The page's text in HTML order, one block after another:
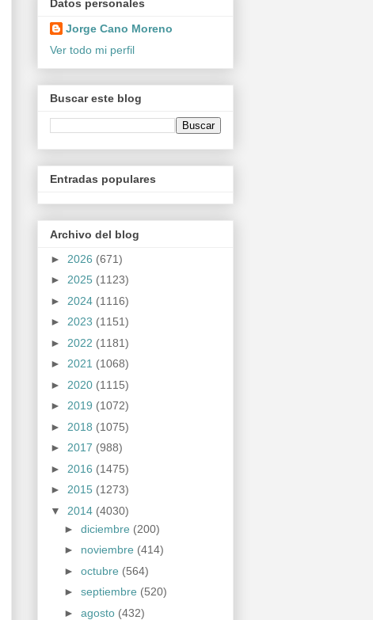
Datos personales
Jorge Cano Moreno
Ver todo mi perfil
Buscar este blog
Entradas populares
Archivo del blog
► 2026 (671)
► 2025 (1123)
► 2024 (1116)
► 2023 (1151)
► 2022 (1181)
► 2021 (1068)
► 2020 (1115)
► 2019 (1072)
► 2018 (1075)
► 2017 (988)
► 2016 (1475)
► 2015 (1273)
▼ 2014 (4030)
► diciembre (200)
► noviembre (414)
► octubre (564)
► septiembre (520)
► agosto (432)